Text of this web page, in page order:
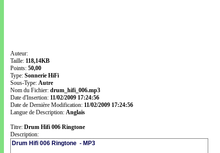
Auteur:
Taille: 118,14KB
Points: 50,00
Type: Sonnerie HiFi
Sous-Type: Autre
Nom du Fichier: drum_hifi_006.mp3
Date d'Insertion: 11/02/2009 17:24:56
Date de Dernière Modification: 11/02/2009 17:24:56
Langue de Description: Anglais
Titre: Drum Hifi 006 Ringtone
Description: